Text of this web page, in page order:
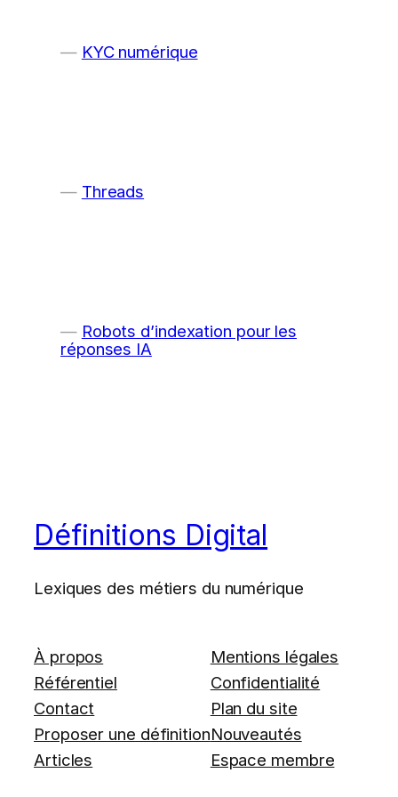
KYC numérique
Threads
Robots d’indexation pour les
réponses IA
Définitions Digital
Lexiques des métiers du numérique
À propos
Référentiel
Contact
Proposer une définition
Articles
Mentions légales
Confidentialité
Plan du site
Nouveautés
Espace membre